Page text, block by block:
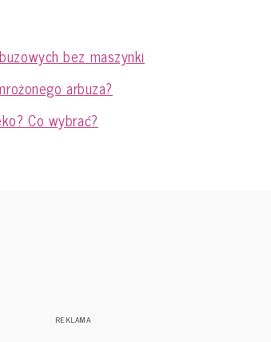
bez maszynki
arbuza?
Co wybrać?